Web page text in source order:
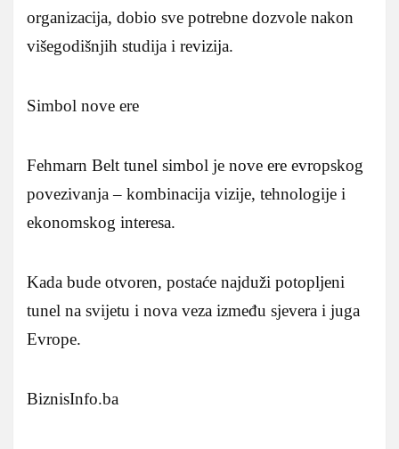
organizacija, dobio sve potrebne dozvole nakon
višegodišnjih studija i revizija.
Simbol nove ere
Fehmarn Belt tunel simbol je nove ere evropskog
povezivanja – kombinacija vizije, tehnologije i
ekonomskog interesa.
Kada bude otvoren, postaće najduži potopljeni
tunel na svijetu i nova veza između sjevera i juga
Evrope.
BiznisInfo.ba